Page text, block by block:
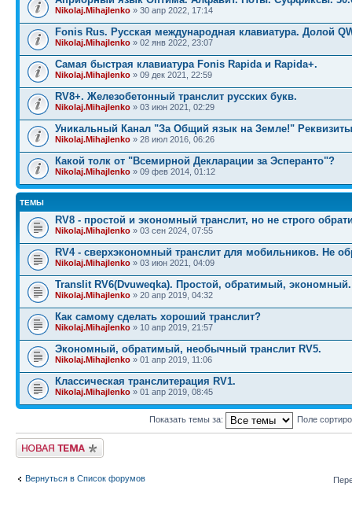
Nikolaj.Mihajlenko » 30 апр 2022, 17:14
Fonis Rus. Русская международная клавиатура. Долой
Nikolaj.Mihajlenko » 02 янв 2022, 23:07
Самая быстрая клавиатура Fonis Rapida и Rapida+.
Nikolaj.Mihajlenko » 09 дек 2021, 22:59
RV8+. Железобетонный транслит русских букв.
Nikolaj.Mihajlenko » 03 июн 2021, 02:29
Уникальный Канал "За Общий язык на Земле!"
Nikolaj.Mihajlenko » 28 июл 2016, 06:26
Какой толк от "Всемирной Декларации за Эсперанто"?
Nikolaj.Mihajlenko » 09 фев 2014, 01:12
ТЕМЫ
RV8 - простой и экономный транслит, но не строго
Nikolaj.Mihajlenko » 03 сен 2024, 07:55
RV4 - сверхэкономный транслит для мобильников. Не
Nikolaj.Mihajlenko » 03 июн 2021, 04:09
Translit RV6(Dvuweqka). Простой, обратимый, экономный.
Nikolaj.Mihajlenko » 20 апр 2019, 04:32
Как самому сделать хороший транслит?
Nikolaj.Mihajlenko » 10 апр 2019, 21:57
Экономный, обратимый, необычный транслит RV5.
Nikolaj.Mihajlenko » 01 апр 2019, 11:06
Классическая транслитерация RV1.
Nikolaj.Mihajlenko » 01 апр 2019, 08:45
Показать темы за: Поле
Новая тема
Вернуться в Список форумов